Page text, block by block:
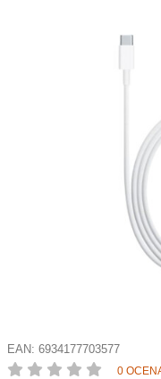
EAN: 6934177703577
0